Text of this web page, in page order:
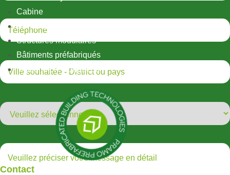
Cabine
Conteneur
Structures modulaires
Bâtiments préfabriqués
Maisons préfabriquées
Contact